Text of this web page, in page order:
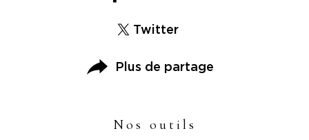
Twitter
Plus de partage
Nos outils